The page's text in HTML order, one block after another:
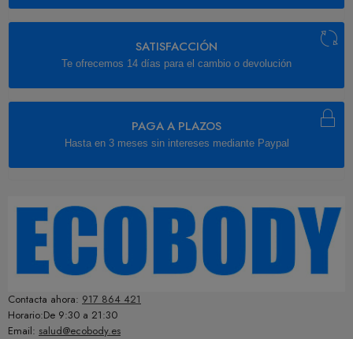
SATISFACCIÓN
Te ofrecemos 14 días para el cambio o devolución
PAGA A PLAZOS
Hasta en 3 meses sin intereses mediante Paypal
Contacta ahora: 917 864 421
Horario:De 9:30 a 21:30
Email: salud@ecobody.es